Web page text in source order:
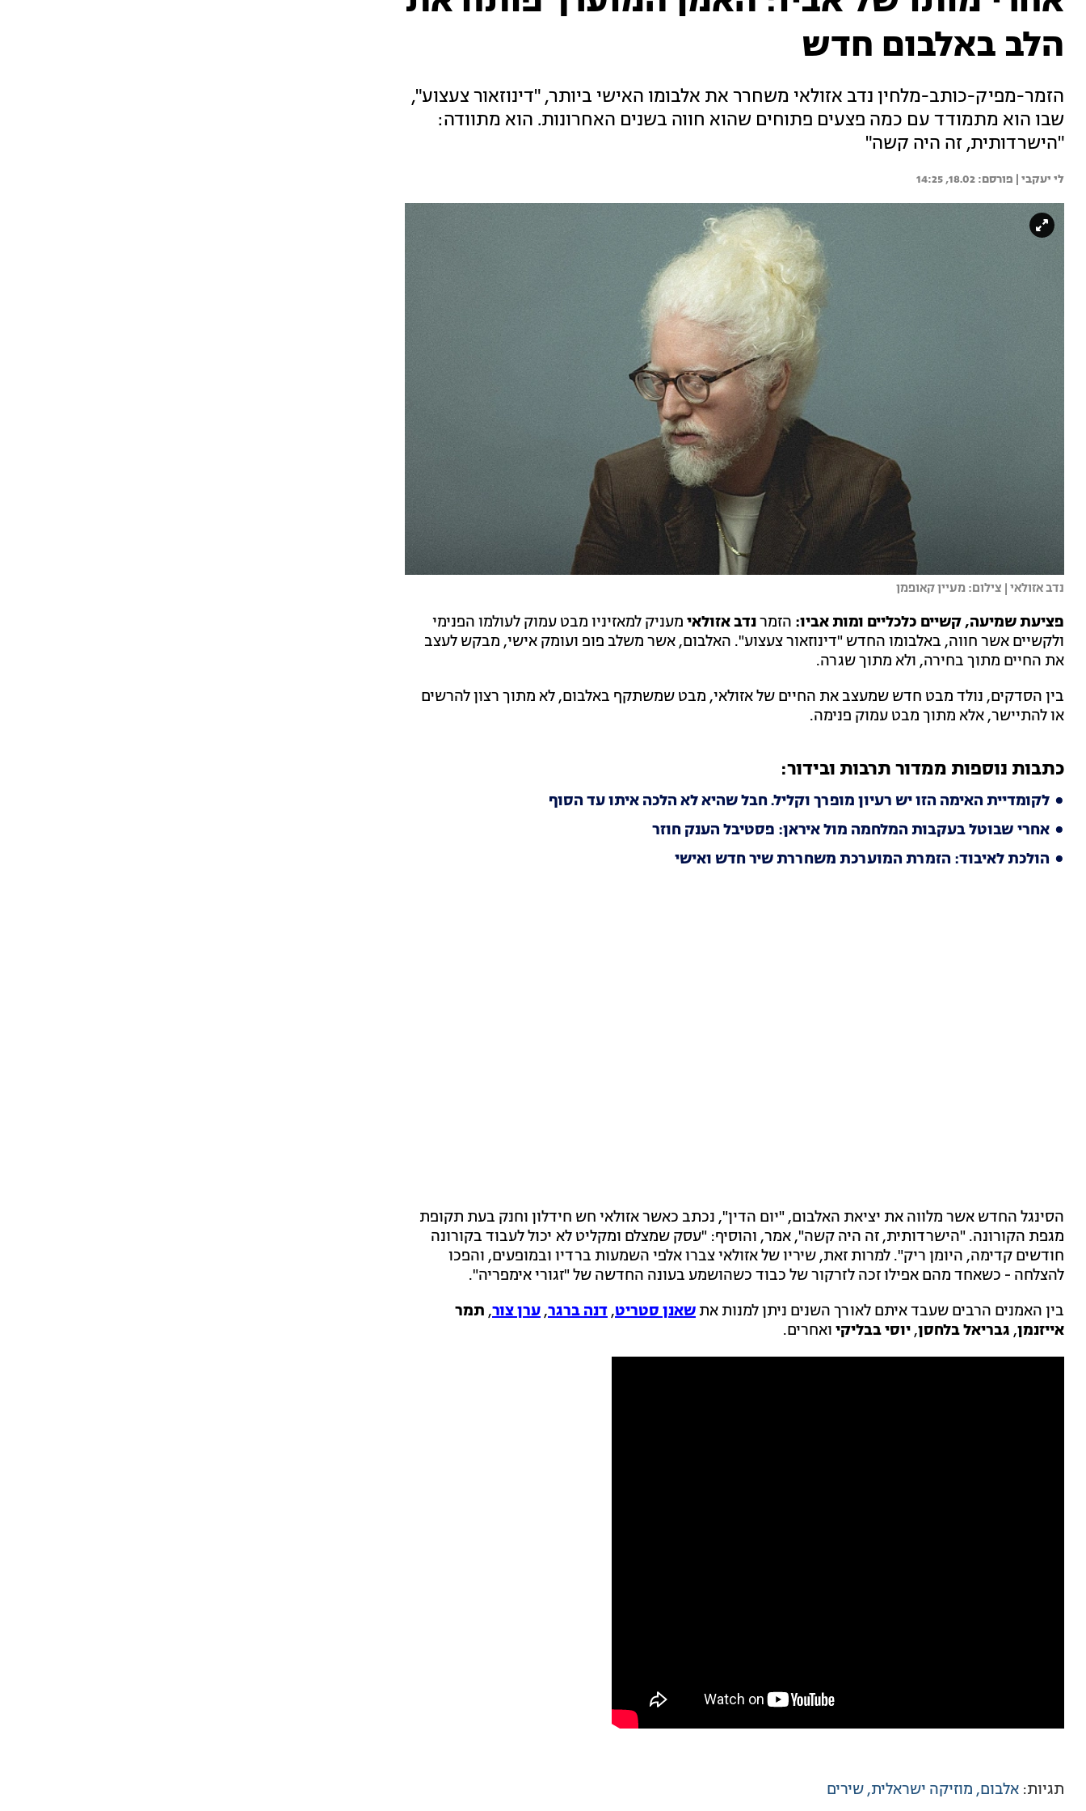
הלב באלבום חדש
הזמר-מפיק-כותב-מלחין נדב אזולאי משחרר את אלבומו האישי ביותר, "דינוזאור צעצוע",
שבו הוא מתמודד עם כמה פצעים פתוחים שהוא חווה בשנים האחרונות. הוא מתוודה:
"הישרדותית, זה היה קשה"
לי יעקבי | 18.02, 14:25
נדב אזולאי | צילום: מעיין קאופמן
פציעת שמיעה, קשיים כלכליים ומות אביו: הזמרנדב אזולאי מעניק למאזיניו מבט עמוק לעולמו הפנימי
ולקשיים אשר חווה, באלבומו החדש "דינוזאור צעצוע". האלבום, אשר משלב פופ ועומק אישי, מבקש לעצב
את החיים מתוך בחירה, ולא מתוך שגרה.
בין הסדקים, נולד מבט חדש שמעצב את החיים של אזולאי, מבט שמשתקף באלבום, לא מתוך רצון להרשים
או להתיישר, אלא מתוך מבט עמוק פנימה.
כתבות נוספות ממדור תרבות ובידור:
לקומדיית האימה הזו יש רעיון מופרך וקליל. חבל שהיא לא הלכה איתו עד הסוף
אחרי שבוטל בעקבות המלחמה מול איראן: פסטיבל הענק חוזר
הולכת לאיבוד: הזמרת המוערכת משחררת שיר חדש ואישי
הסינגל החדש אשר מלווה את יציאת האלבום, "יום הדין", נכתב כאשר אזולאי חש חידלון וחנק בעת תקופת
מגפת הקורונה. "הישרדותית, זה היה קשה", אמר, והוסיף: "עסק שמצלם ומקליט לא יכול לעבוד בקורונה
חודשים קדימה, היומן ריק". למרות זאת, שיריו של אזולאי צברו אלפי השמעות ברדיו ובמופעים, והפכו
להצלחה - כשאחד מהם אפילו זכה לזרקור של כבוד כשהושמע בעונה החדשה של "זגורי אימפריה".
בין האמנים הרבים שעבד איתם לאורך השנים ניתן למנות את שאנן סטריט,דנה ברגר,ערן צור, תמר
אייזנמן, גבריאל בלחסן,יוסי בבליקי ואחרים.
תגיות: אלבום מוזיקה ישראלית שירים